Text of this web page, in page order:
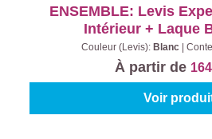
ENSEMBLE: Levis
Intérieur + Laque
Couleur (Levis): Blanc
À partir de
Voir